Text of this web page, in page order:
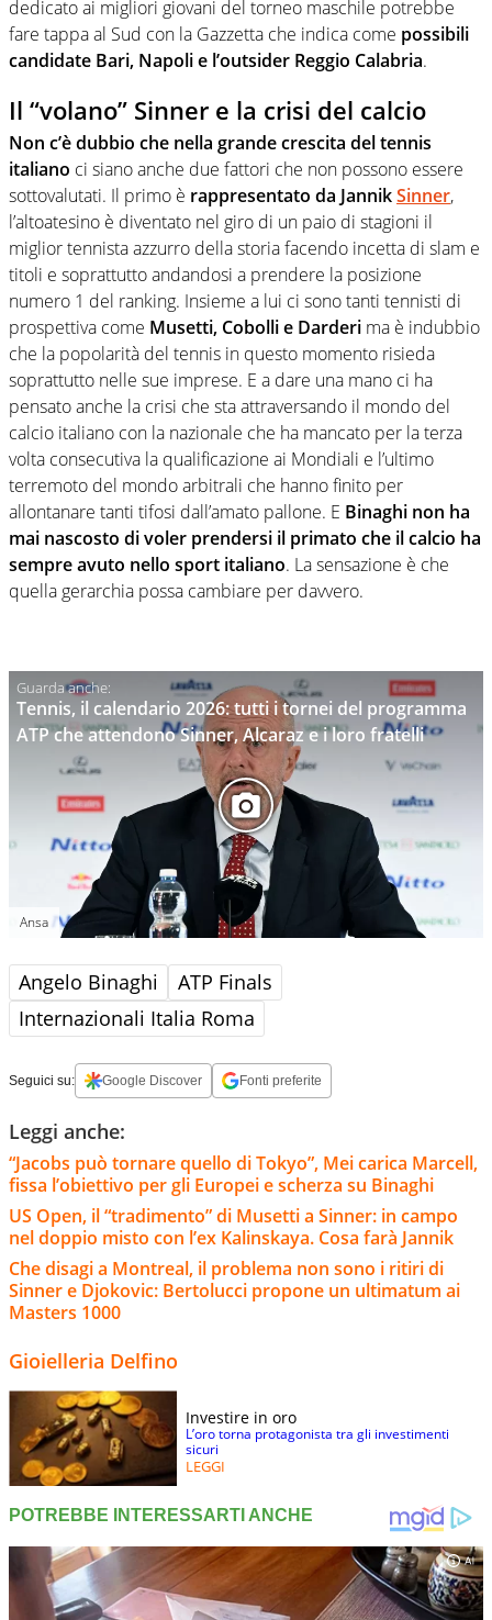
dedicato ai migliori giovani del torneo maschile potrebbe
fare tappa al Sud con la Gazzetta che indica come possibili
candidate Bari, Napoli e l’outsider Reggio Calabria.
Il “volano” Sinner e la crisi del calcio
Non c’è dubbio che nella grande crescita del tennis
italiano ci siano anche due fattori che non possono essere
sottovalutati. Il primo è rappresentato da JannikSinner,
l’altoatesino è diventato nel giro di un paio di stagioni il
miglior tennista azzurro della storia facendo incetta di slam e
titoli e soprattutto andandosi a prendere la posizione
numero 1 del ranking. Insieme a lui ci sono tanti tennisti di
prospettiva come Musetti, Cobolli e Darderi ma è indubbio
che la popolarità del tennis in questo momento risieda
soprattutto nelle sue imprese. E a dare una mano ci ha
pensato anche la crisi che sta attraversando il mondo del
calcio italiano con la nazionale che ha mancato per la terza
volta consecutiva la qualificazione ai Mondiali e l’ultimo
terremoto del mondo arbitrali che hanno finito per
allontanare tanti tifosi dall’amato pallone. E Binaghi non ha
mai nascosto di voler prendersi il primato che il calcio ha
sempre avuto nello sport italiano. La sensazione è che
quella gerarchia possa cambiare per davvero.
Tennis, il calendario 2026: tutti i tornei del programma
ATP che attendono Sinner, Alcaraz e i loro fratelli
Ansa
Angelo Binaghi
ATP Finals
Internazionali Italia Roma
Seguici su: Google Discover Fonti preferite
Leggi anche:
“Jacobs può tornare quello di Tokyo”, Mei carica Marcell,
fissa l’obiettivo per gli Europei e scherza su Binaghi
US Open, il “tradimento” di Musetti a Sinner: in campo
nel doppio misto con l’ex Kalinskaya. Cosa farà Jannik
Che disagi a Montreal, il problema non sono i ritiri di
Sinner e Djokovic: Bertolucci propone un ultimatum ai
Masters 1000
Gioielleria Delfino
Investire in oro
L’oro torna protagonista tra gli investimenti
sicuri
LEGGI